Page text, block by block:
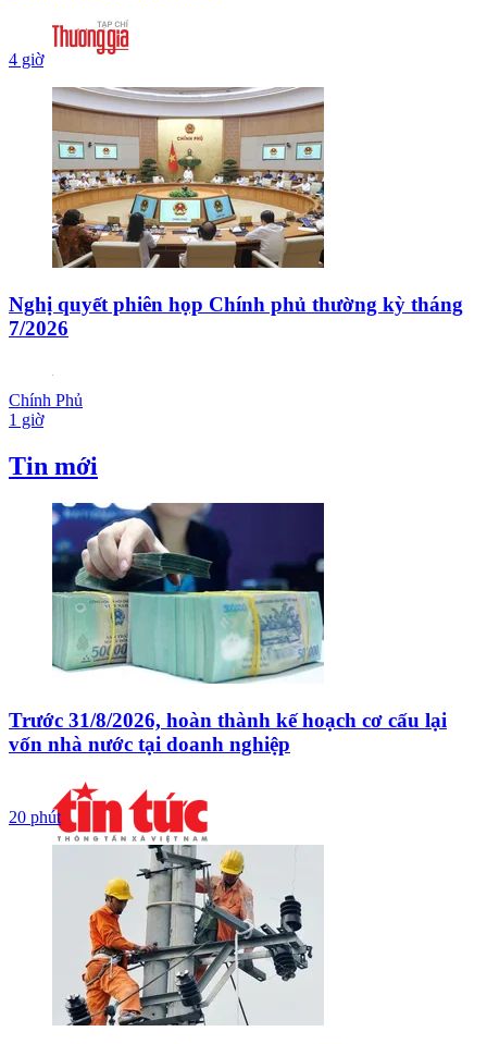
4 giờ
Nghị quyết phiên họp Chính phủ thường kỳ tháng
7/2026
Chính Phủ
1 giờ
Tin mới
Trước 31/8/2026, hoàn thành kế hoạch cơ cấu lại
vốn nhà nước tại doanh nghiệp
20 phút